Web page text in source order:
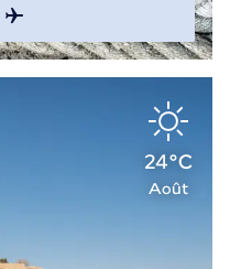
24°C
Août